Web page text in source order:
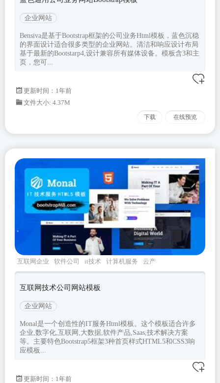
企业网站
Bensiva是基于Bootstrap框架的公司业务Html模板，蓝色沉稳
的界面设计适合很多类型的企业网站。清洁和响应设计布局
基于最新的Bootstarp4,设计兼容所有媒体设备。模板含3和主
页，您可...
更新时间： 1年前
文件大小: 4.37M
下载 在线预览
互联网企业 软件公司 it技术 计算机服务
云产
品
互联网技术公司网站模板
企业网站
Monal是一个创造性的IT服务Html模板。这个模板适合许多
企业,数字化,互联网,大数据,软件产品,Saas,技术解决方案
等。主要特色Bootstrap5框架3种首页样式HTML5和CSS3响
应模板...
更新时间： 1年前